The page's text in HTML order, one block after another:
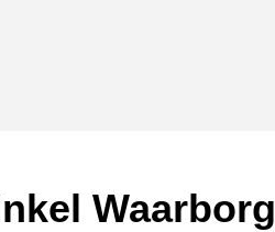
Waarborg